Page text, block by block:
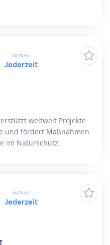
weltweit Projekte
und fördert Maßnahmen
im Naturschutz.
ANTRAG
Jederzeit
ANTRAG
Jederzeit